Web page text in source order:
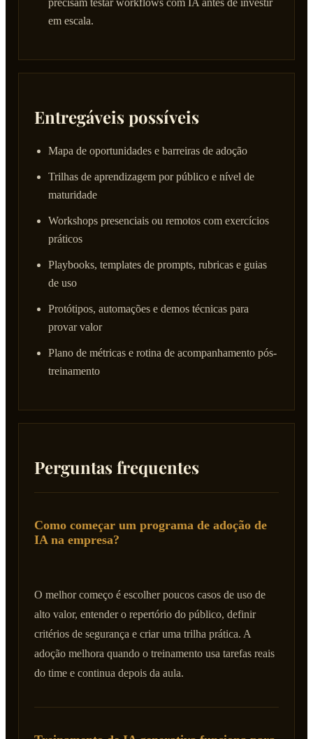
precisam testar workflows com IA antes de investir
em escala.
Entregáveis possíveis
Mapa de oportunidades e barreiras de adoção
Trilhas de aprendizagem por público e nível de
maturidade
Workshops presenciais ou remotos com exercícios
práticos
Playbooks, templates de prompts, rubricas e guias
de uso
Protótipos, automações e demos técnicas para
provar valor
Plano de métricas e rotina de acompanhamento pós-
treinamento
Perguntas frequentes
Como começar um programa de adoção de
IA na empresa?
O melhor começo é escolher poucos casos de uso de
alto valor, entender o repertório do público, definir
critérios de segurança e criar uma trilha prática. A
adoção melhora quando o treinamento usa tarefas reais
do time e continua depois da aula.